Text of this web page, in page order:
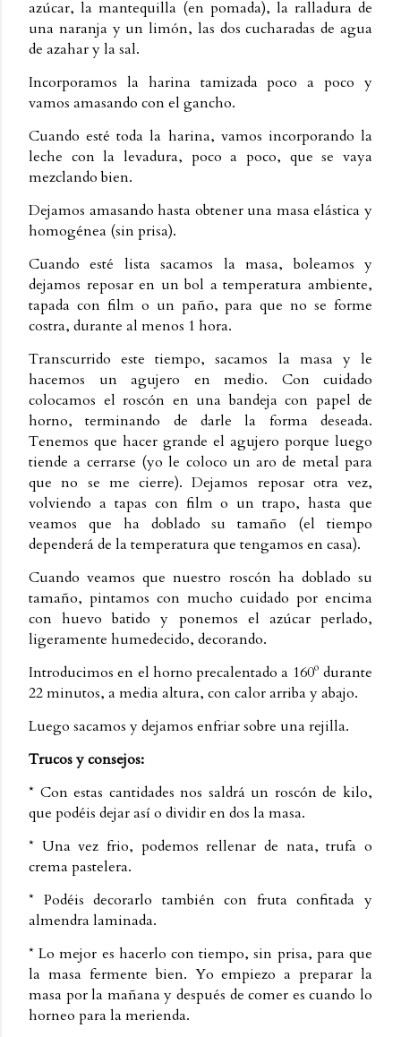
azúcar, la mantequilla (en pomada), la ralladura de
una naranja y un limón, las dos cucharadas de agua
de azahar y la sal.
Incorporamos la harina tamizada poco a poco y
vamos amasando con el gancho.
Cuando esté toda la harina, vamos incorporando la
leche con la levadura, poco a poco, que se vaya
mezclando bien.
Dejamos amasando hasta obtener una masa elástica y
homogénea (sin prisa).
Cuando esté lista sacamos la masa, boleamos y
dejamos reposar en un bol a temperatura ambiente,
tapada con film o un paño, para que no se forme
costra, durante al menos 1 hora.
Transcurrido este tiempo, sacamos la masa y le
hacemos un agujero en medio. Con cuidado
colocamos el roscón en una bandeja con papel de
horno, terminando de darle la forma deseada.
Tenemos que hacer grande el agujero porque luego
tiende a cerrarse (yo le coloco un aro de metal para
que no se me cierre). Dejamos reposar otra vez,
volviendo a tapas con film o un trapo, hasta que
veamos que ha doblado su tamaño (el tiempo
dependerá de la temperatura que tengamos en casa).
Cuando veamos que nuestro roscón ha doblado su
tamaño, pintamos con mucho cuidado por encima
con huevo batido y ponemos el azúcar perlado,
ligeramente humedecido, decorando.
Introducimos en el horno precalentado a 160º durante
22 minutos, a media altura, con calor arriba y abajo.
Luego sacamos y dejamos enfriar sobre una rejilla.
Trucos y consejos:
* Con estas cantidades nos saldrá un roscón de kilo,
que podéis dejar así o dividir en dos la masa.
* Una vez frio, podemos rellenar de nata, trufa o
crema pastelera.
* Podéis decorarlo también con fruta confitada y
almendra laminada.
* Lo mejor es hacerlo con tiempo, sin prisa, para que
la masa fermente bien. Yo empiezo a preparar la
masa por la mañana y después de comer es cuando lo
horneo para la merienda.